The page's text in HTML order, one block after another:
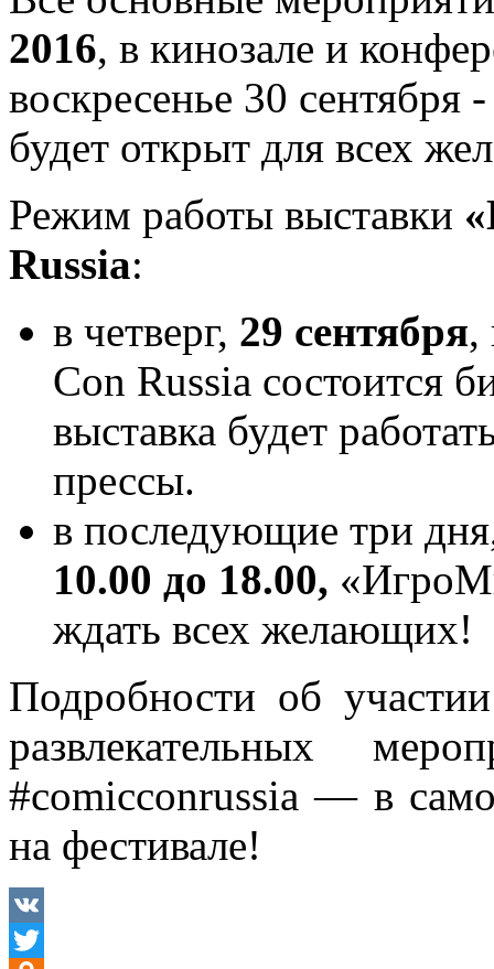
2016, в кинозале и
воскресенье 30 сентября
будет открыт для всех
Режим работы выставки
Russia:
в четверг, 29 сентября,
Con Russia состоится
выставка будет
прессы.
в последующие три
10.00 до 18.00,
ждать всех желающих!
Подробности об
развлекательных
#comicconrussia — в
на фестивале!
VK